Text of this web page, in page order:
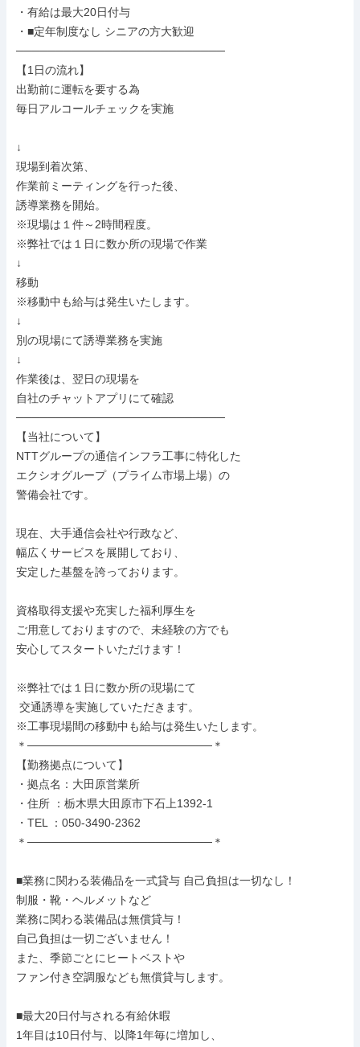
・有給は最大20日付与
・■定年制度なし シニアの方大歓迎
──────────────────────────
【1日の流れ】
出勤前に運転を要する為
毎日アルコールチェックを実施
↓
現場到着次第、
作業前ミーティングを行った後、
誘導業務を開始。
※現場は１件～2時間程度。
※弊社では１日に数か所の現場で作業
↓
移動
※移動中も給与は発生いたします。
↓
別の現場にて誘導業務を実施
↓
作業後は、翌日の現場を
自社のチャットアプリにて確認
──────────────────────────
【当社について】
NTTグループの通信インフラ工事に特化した
エクシオグループ（プライム市場上場）の
警備会社です。
現在、大手通信会社や行政など、
幅広くサービスを展開しており、
安定した基盤を誇っております。
資格取得支援や充実した福利厚生を
ご用意しておりますので、未経験の方でも
安心してスタートいただけます！
※弊社では１日に数か所の現場にて
※工事現場間の移動中も給与は発生いたします。
＊───────────────────────＊
【勤務拠点について】
・拠点名：大田原営業所
・住所 ：栃木県大田原市下石上1392-1
・TEL ：050-3490-2362
＊───────────────────────＊
■業務に関わる装備品を一式貸与 自己負担は一切なし！
制服・靴・ヘルメットなど
業務に関わる装備品は無償貸与！
自己負担は一切ございません！
また、季節ごとにヒートベストや
ファン付き空調服なども無償貸与します。
■最大20日付与される有給休暇
1年目は10日付与、以降1年毎に増加し、